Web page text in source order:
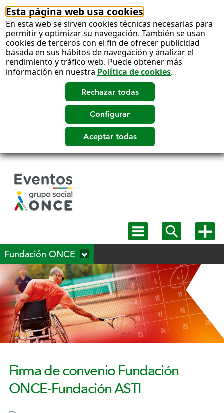
Esta página web usa cookies
En esta web se sirven cookies técnicas necesarias para
permitir y optimizar su navegación. También se usan
cookies de terceros con el fin de ofrecer publicidad
basada en sus hábitos de navegación y analizar el
rendimiento y tráfico web. Puede obtener más
información en nuestra Política de cookies.
Mostrar
menú
Mostrar
buscadormás
Fundación ONCE
Firma de convenio Fundación
ONCE-Fundación ASTI